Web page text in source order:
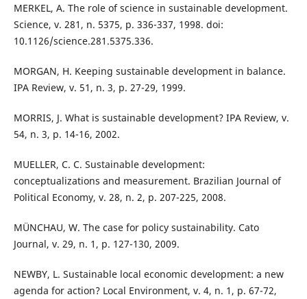
MERKEL, A. The role of science in sustainable development.
Science, v. 281, n. 5375, p. 336-337, 1998. doi:
10.1126/science.281.5375.336.
MORGAN, H. Keeping sustainable development in balance.
IPA Review, v. 51, n. 3, p. 27-29, 1999.
MORRIS, J. What is sustainable development? IPA Review, v.
54, n. 3, p. 14-16, 2002.
MUELLER, C. C. Sustainable development:
conceptualizations and measurement. Brazilian Journal of
Political Economy, v. 28, n. 2, p. 207-225, 2008.
MÜNCHAU, W. The case for policy sustainability. Cato
Journal, v. 29, n. 1, p. 127-130, 2009.
NEWBY, L. Sustainable local economic development: a new
agenda for action? Local Environment, v. 4, n. 1, p. 67-72,